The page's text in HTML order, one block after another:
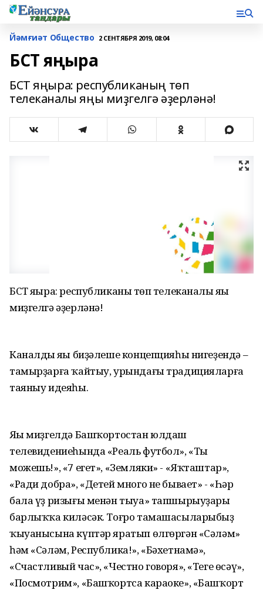
Йәмғиәт Общество 2 СЕНТЯБРЯ 2019, 08:04
БСТ яңыра
БСТ яңыра: республиканың төп
телеканалы яңы миҙгелгә әҙерләнә!
БСТ яңыра: республиканың төп телеканалы яңы
миҙгелгә әҙерләнә!
Каналдың яңы биҙәлеше концепцияһы нигеҙендә –
тамырҙарға ҡайтыу, урындағы традицияларға
таяныу идеяһы.
Яңы миҙгелдә Башҡортостан юлдаш
телевидениеһында «Реаль футбол», «Ты
можешь!», «7 егет», «Земляки» - «Яҡташтар»,
«Ради добра», «Детей много не бывает» - «Һәр
бала үҙ ризығы менән тыуа» тапшырыуҙары
барлыҡҡа киләсәк. Тоғро тамашасыларыбыҙ
ҡыуанысына күптәр яратып өлгөргән «Сәләм»
һәм «Сәләм, Республика!», «Бәхетнамә»,
«Счастливый час», «Честно говоря», «Теге өсәү»,
«Посмотрим», «Башҡортса караоке», «Башҡорт